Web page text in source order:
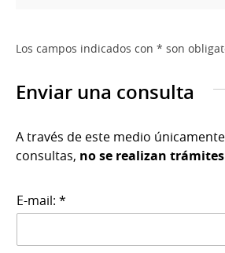
Los campos indicados con * son
Enviar una consulta
A través de este medio
consultas, no se realizan trámites
E-mail: *